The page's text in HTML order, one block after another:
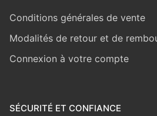
Conditions générales de vente
Modalités de retour et de
Connexion à votre compte
SÉCURITÉ ET CONFIANCE